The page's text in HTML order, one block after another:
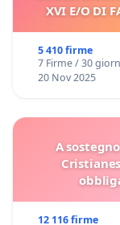
XVI E/O DI
5 410 firme
7 Firme / 30
20 Nov 2025
A
12 116 firme